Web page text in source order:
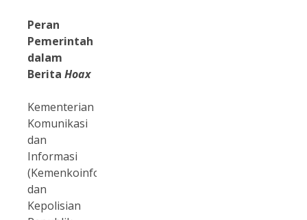
Peran
Pemerintah
dalam
Berita Hoax
Kementerian
Komunikasi
dan
Informasi
(Kemenkoinfo)
dan
Kepolisian